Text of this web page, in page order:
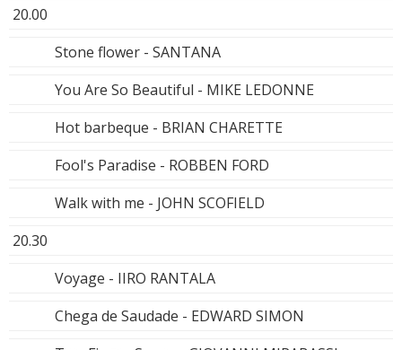
20.00
Stone flower - SANTANA
You Are So Beautiful - MIKE LEDONNE
Hot barbeque - BRIAN CHARETTE
Fool's Paradise - ROBBEN FORD
Walk with me - JOHN SCOFIELD
20.30
Voyage - IIRO RANTALA
Chega de Saudade - EDWARD SIMON